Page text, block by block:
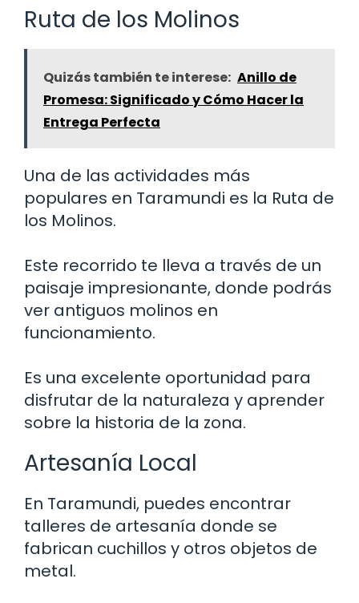
Ruta de los Molinos
Quizás también te interese: Anillo de
Promesa: Significado y Cómo Hacer la
Entrega Perfecta
Una de las actividades más
populares en Taramundi es la Ruta de
los Molinos.
Este recorrido te lleva a través de un
paisaje impresionante, donde podrás
ver antiguos molinos en
funcionamiento.
Es una excelente oportunidad para
disfrutar de la naturaleza y aprender
sobre la historia de la zona.
Artesanía Local
En Taramundi, puedes encontrar
talleres de artesanía donde se
fabrican cuchillos y otros objetos de
metal.